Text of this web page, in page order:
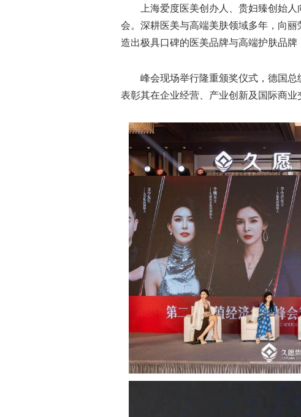
上海爱度医美创办人、贵妇臻创始
会。深耕医美与高端美肤领域多年，向
造出极具口碑的医美品牌与高端护肤品牌
峰会现场举行隆重颁奖仪式，德国总
表彰其在企业经营、产业创新及国际商业